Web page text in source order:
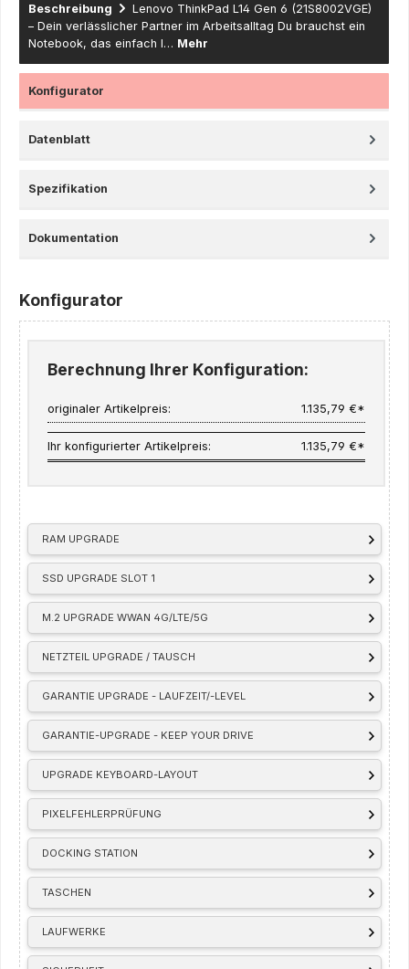
Beschreibung
Lenovo ThinkPad L14 Gen 6 (21S8002VGE)
– Dein verlässlicher Partner im Arbeitsalltag Du brauchst ein
Notebook, das einfach l… Mehr
Konfigurator
Datenblatt
Spezifikation
Dokumentation
Konfigurator
RAM UPGRADE
SSD UPGRADE SLOT 1
M.2 UPGRADE WWAN 4G/LTE/5G
NETZTEIL UPGRADE / TAUSCH
GARANTIE UPGRADE - LAUFZEIT/-LEVEL
GARANTIE-UPGRADE - KEEP YOUR DRIVE
UPGRADE KEYBOARD-LAYOUT
PIXELFEHLERPRÜFUNG
DOCKING STATION
TASCHEN
LAUFWERKE
Berechnung Ihrer Konfiguration:
originaler Artikelpreis: 1.135,79 €*
Ihr konfigurierter Artikelpreis: 1.135,79 €*